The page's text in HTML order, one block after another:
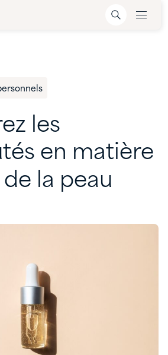
les
en matière
de la peau